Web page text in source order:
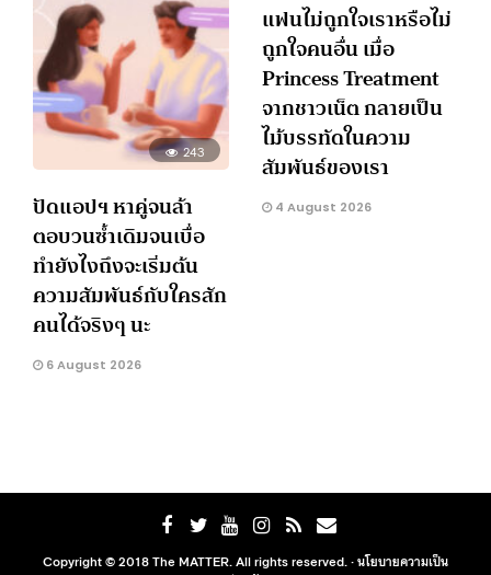
243
ปัดแอปฯ หาคู่จนล้า
ตอบวนซ้ำเดิมจนเบื่อ
ทำยังไงถึงจะเริ่มต้น
ความสัมพันธ์กับใครสัก
คนได้จริงๆ นะ
6 August 2026
แฟนไม่ถูกใจเราหรือไม่
ถูกใจคนอื่น เมื่อ
Princess Treatment
จากชาวเน็ต กลายเป็น
ไม้บรรทัดในความ
สัมพันธ์ของเรา
4 August 2026
Copyright © 2018 The MATTER. All rights reserved. ·นโยบายความเป็น